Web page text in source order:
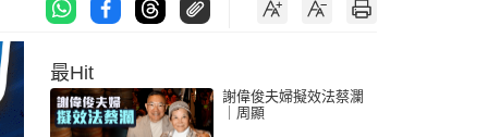
最Hit
謝偉俊夫婦擬效法蔡瀾
｜周顯